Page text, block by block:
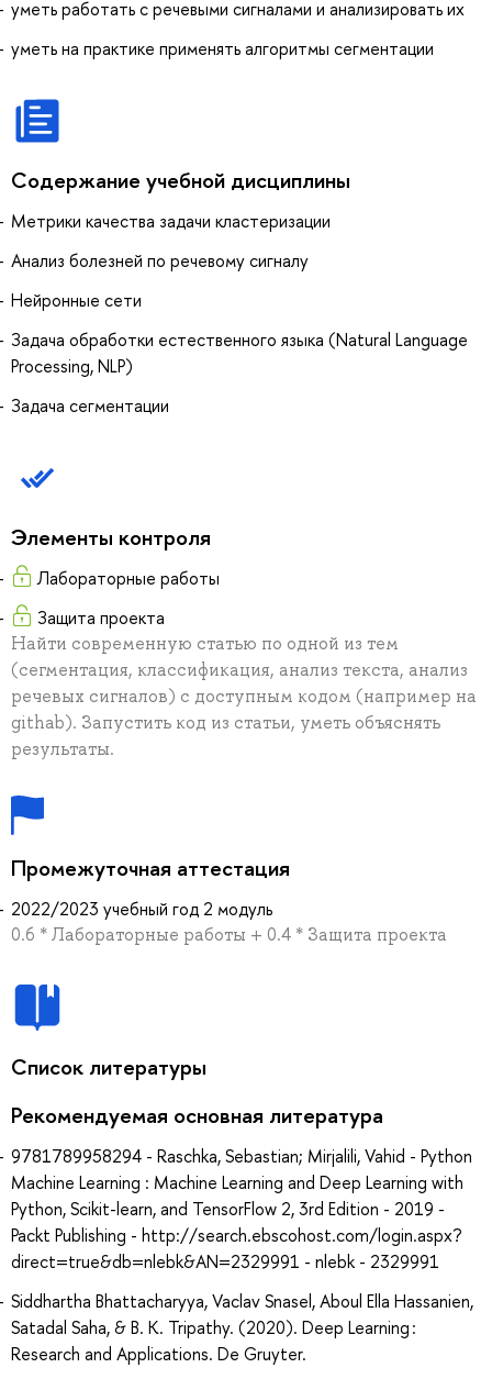
уметь работать с речевыми сигналами и анализировать их
уметь на практике применять алгоритмы сегментации
Содержание учебной дисциплины
Метрики качества задачи кластеризации
Анализ болезней по речевому сигналу
Нейронные сети
Задача обработки естественного языка (Natural Language
Processing, NLP)
Задача сегментации
Элементы контроля
Лабораторные работы
Защита проекта
Найти современную статью по одной из тем
(сегментация, классификация, анализ текста, анализ
речевых сигналов) с доступным кодом (например на
githab). Запустить код из статьи, уметь объяснять
результаты.
Промежуточная аттестация
2022/2023 учебный год 2 модуль
0.6 * Лабораторные работы + 0.4 * Защита проекта
Список литературы
Рекомендуемая основная литература
9781789958294 - Raschka, Sebastian; Mirjalili, Vahid - Python
Machine Learning : Machine Learning and Deep Learning with
Python, Scikit-learn, and TensorFlow 2, 3rd Edition - 2019 -
Packt Publishing - http://search.ebscohost.com/login.aspx?
direct=true&db=nlebk&AN=2329991 - nlebk - 2329991
Siddhartha Bhattacharyya, Vaclav Snasel, Aboul Ella Hassanien,
Satadal Saha, & B. K. Tripathy. (2020). Deep Learning :
Research and Applications. De Gruyter.